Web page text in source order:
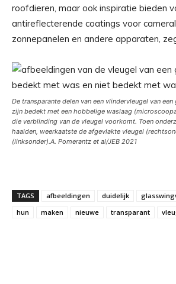
roofdieren, maar ook inspiratie bieden
antireflecterende coatings voor
zonnepanelen en andere apparaten,
De transparante delen van een vlindervleugel van
zijn bedekt met een hobbelige waslaag
die verblinding van de vleugel voorkomt. Toen
haalden, weerkaatste de afgevlakte vleugel
(linksonder).A. Pomerantz et al/JEB 2021
TAGS afbeeldingen duidelijk
hun
maken nieuwe transparant